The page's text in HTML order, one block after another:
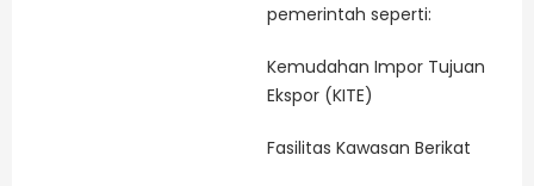
pemerintah seperti:
Kemudahan Impor Tujuan
Ekspor (KITE)
Fasilitas Kawasan Berikat